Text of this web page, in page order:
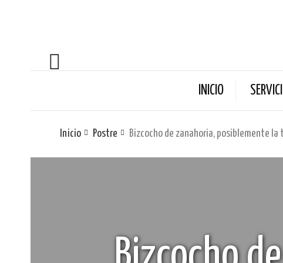
INICIO
Inicio Postre Bizcocho de zanahoria, posiblemente